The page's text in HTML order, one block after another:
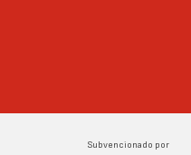
Subvencionado por